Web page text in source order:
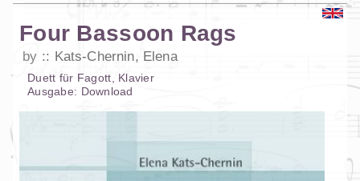
Four Bassoon Rags
by Kats-Chernin, Elena
Duett für Fagott
Klavier
Ausgabe: Download